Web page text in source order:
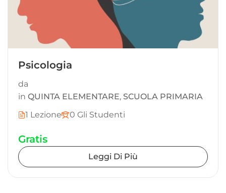
Psicologia
da
in QUINTA ELEMENTARE, SCUOLA PRIMARIA
1 Lezione
0 Gli Studenti
Gratis
Leggi Di Più